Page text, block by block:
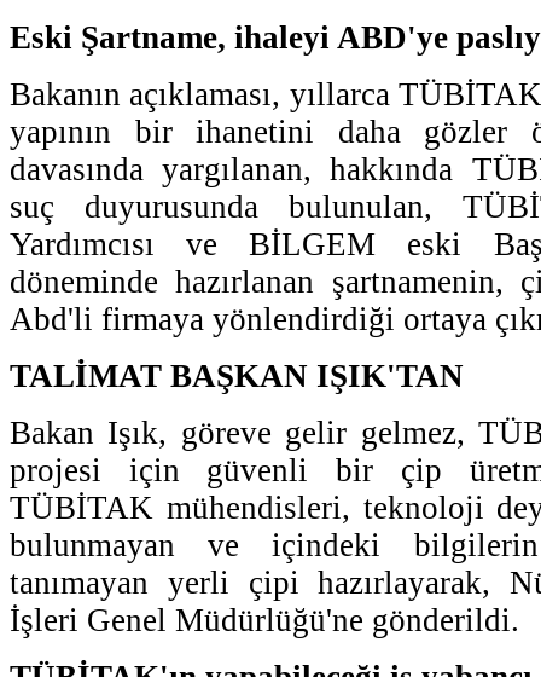
Eski Şartname, ihaleyi ABD'ye
Bakanın açıklaması, yıllarca
yapının bir ihanetini daha gözler
davasında yargılanan, hakkında
suç duyurusunda bulunulan,
Yardımcısı ve BİLGEM eski
döneminde hazırlanan
Abd'li firmaya yönlendirdiği ortaya
TALİMAT BAŞKAN IŞIK'TAN
Bakan Işık, göreve gelir gelmez,
projesi için güvenli bir çip
TÜBİTAK mühendisleri, teknoloji
bulunmayan ve içindeki bilgilerin
tanımayan yerli çipi hazırlayarak,
İşleri Genel Müdürlüğü'ne gönderildi.